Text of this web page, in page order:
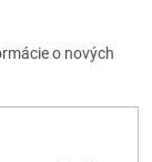
o nových